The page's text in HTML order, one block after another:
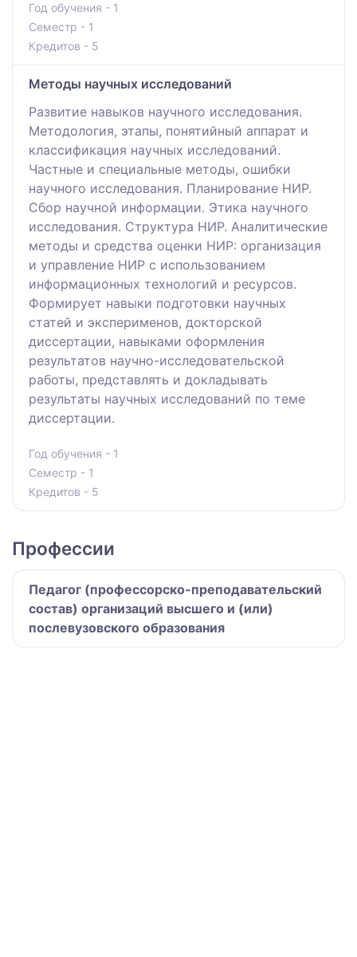
Год обучения - 1
Семестр - 1
Кредитов - 5
Методы научных исследований
Развитие навыков научного исследования.
Методология, этапы, понятийный аппарат и
классификация научных исследований.
Частные и специальные методы, ошибки
научного исследования. Планирование НИР.
Сбор научной информации. Этика научного
исследования. Структура НИР. Аналитические
методы и средства оценки НИР: организация
и управление НИР с использованием
информационных технологий и ресурсов.
Формирует навыки подготовки научных
статей и эксперименов, докторской
диссертации, навыками оформления
результатов научно-исследовательской
работы, представлять и докладывать
результаты научных исследований по теме
диссертации.
Год обучения - 1
Семестр - 1
Кредитов - 5
Профессии
Педагог (профессорско-преподавательский
состав) организаций высшего и (или)
послевузовского образования